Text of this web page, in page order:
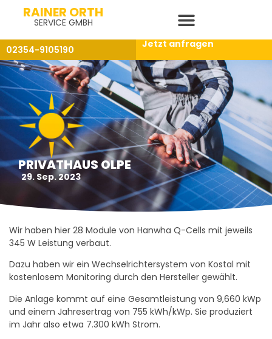
RAINER ORTH
SERVICE GMBH
02354-9105190 Jetzt anfragen
PRIVATHAUS OLPE
29. Sep. 2023
Wir haben hier 28 Module von Hanwha Q-Cells mit jeweils
345 W Leistung verbaut.
Dazu haben wir ein Wechselrichtersystem von Kostal mit
kostenlosem Monitoring durch den Hersteller gewählt.
Die Anlage kommt auf eine Gesamtleistung von 9,660 kWp
und einem Jahresertrag von 755 kWh/kWp. Sie produziert
im Jahr also etwa 7.300 kWh Strom.